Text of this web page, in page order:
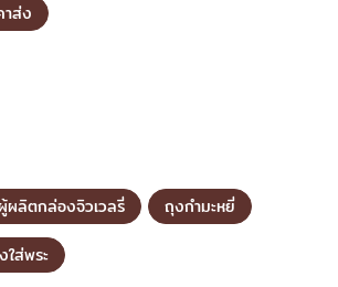
าส่ง
ผลิตกล่องจิวเวลรี่
ถุงกำมะหยี่
ใส่พระ